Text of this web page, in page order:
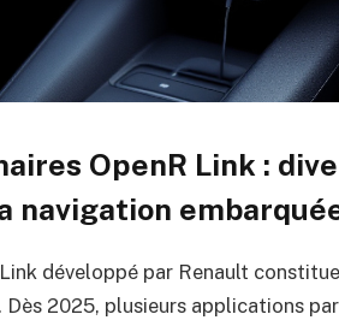
OpenR Link :
navigation
développé par Renault
Dès 2025, plusieurs applications